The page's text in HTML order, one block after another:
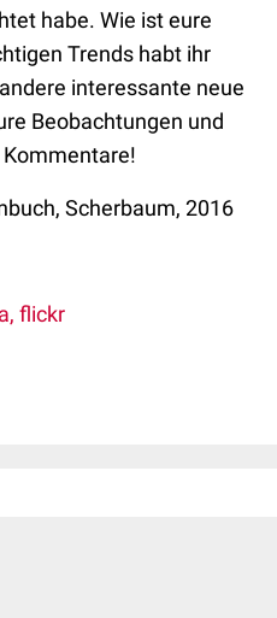
habe. Wie ist eure
Trends habt ihr
interessante neue
Beobachtungen und
Scherbaum, 2016
flickr